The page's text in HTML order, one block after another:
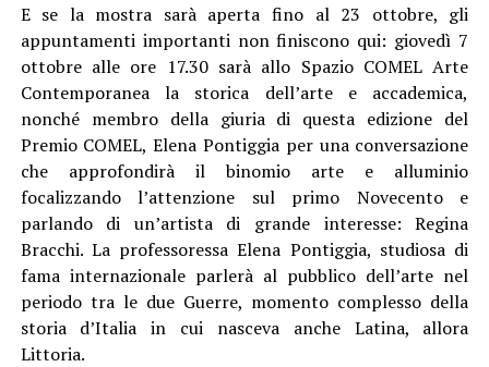
E se la mostra sarà aperta fino al 23 ottobre, gli
appuntamenti importanti non finiscono qui: giovedì 7
ottobre alle ore 17.30 sarà allo Spazio COMEL Arte
Contemporanea la storica dell’arte e accademica,
nonché membro della giuria di questa edizione del
Premio COMEL, Elena Pontiggia per una conversazione
che approfondirà il binomio arte e alluminio
focalizzando l’attenzione sul primo Novecento e
parlando di un’artista di grande interesse: Regina
Bracchi. La professoressa Elena Pontiggia, studiosa di
fama internazionale parlerà al pubblico dell’arte nel
periodo tra le due Guerre, momento complesso della
storia d’Italia in cui nasceva anche Latina, allora
Littoria.